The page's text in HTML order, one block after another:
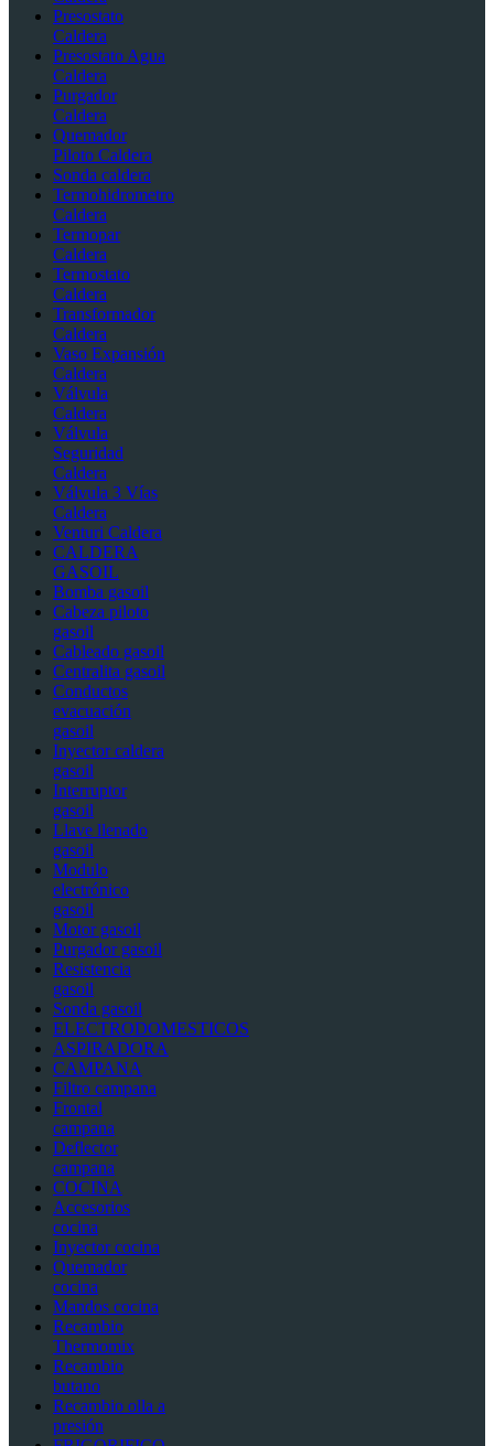
Presostato
Caldera
Presostato Agua
Caldera
Purgador
Caldera
Quemador
Piloto Caldera
Sonda caldera
Termohidrometro
Caldera
Termopar
Caldera
Termostato
Caldera
Transformador
Caldera
Vaso Expansión
Caldera
Válvula
Caldera
Válvula
Seguridad
Caldera
Válvula 3 Vías
Caldera
Venturi Caldera
CALDERA
GASOIL
Bomba gasoil
Cabeza piloto
gasoil
Cableado gasoil
Centralita gasoil
Conductos
evacuación
gasoil
Inyector caldera
gasoil
Interruptor
gasoil
Llave llenado
gasoil
Modulo
electrónico
gasoil
Motor gasoil
Purgador gasoil
Resistencia
gasoil
Sonda gasoil
ELECTRODOMESTICOS
ASPIRADORA
CAMPANA
Filtro campana
Frontal
campana
Deflector
campana
COCINA
Accesorios
cocina
Inyector cocina
Quemador
cocina
Mandos cocina
Recambio
Thermomix
Recambio
butano
Recambio olla a
presión